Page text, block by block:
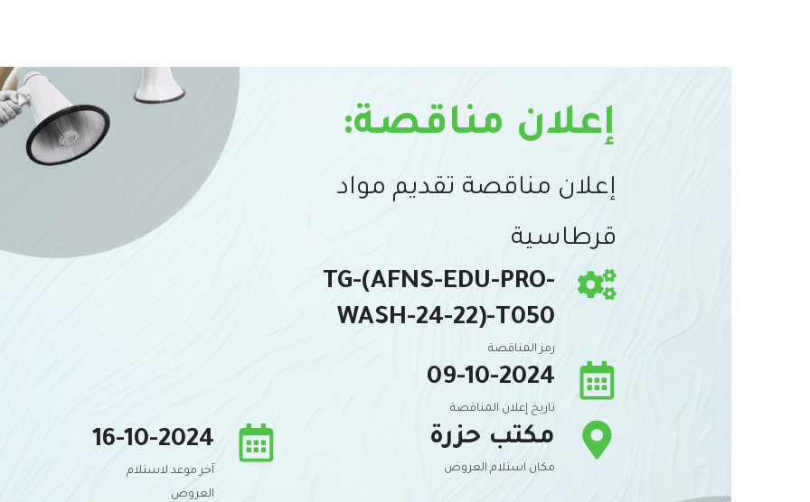
إعلان مناقصة:
إعلان مناقصة تقديم مواد
قرطاسية
TG-(AFNS-EDU-PRO-
WASH-24-22)-T050
رمز المناقصة
09-10-2024
تاريخ إعلان المناقصة
مكتب حزرة
مكان استلام العروض
16-10-2024
آخر موعد لاستلام
العروض